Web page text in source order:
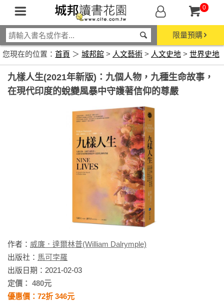
0
限量預購
您現在的位置： 首頁 ＞ 城邦館 > 人文藝術 > 人文史地 > 世界史地
九樣人生(2021年新版)：九個人物，九種生命故事，
在現代印度的蛻變風暴中守護著信仰的尊嚴
作者： 威廉．達爾林普(William Dalrymple)
出版社： 馬可孛羅
出版日期：2021-02-03
定價： 480元
優惠價：72折 346元